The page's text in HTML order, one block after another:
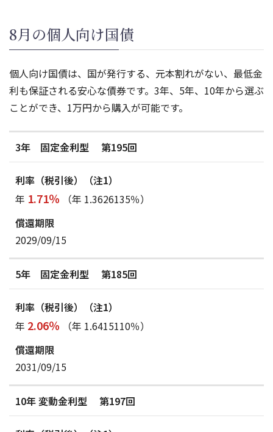
8月の個人向け国債
個人向け国債は、国が発行する、元本割れがない、最低金
利も保証される安心な債券です。3年、5年、10年から選ぶ
ことができ、1万円から購入が可能です。
3年 固定金利型 第195回
年 1.71％ （年 1.3626135％）
2029/09/15
5年 固定金利型 第185回
年 2.06％ （年 1.6415110％）
2031/09/15
10年 変動金利型 第197回